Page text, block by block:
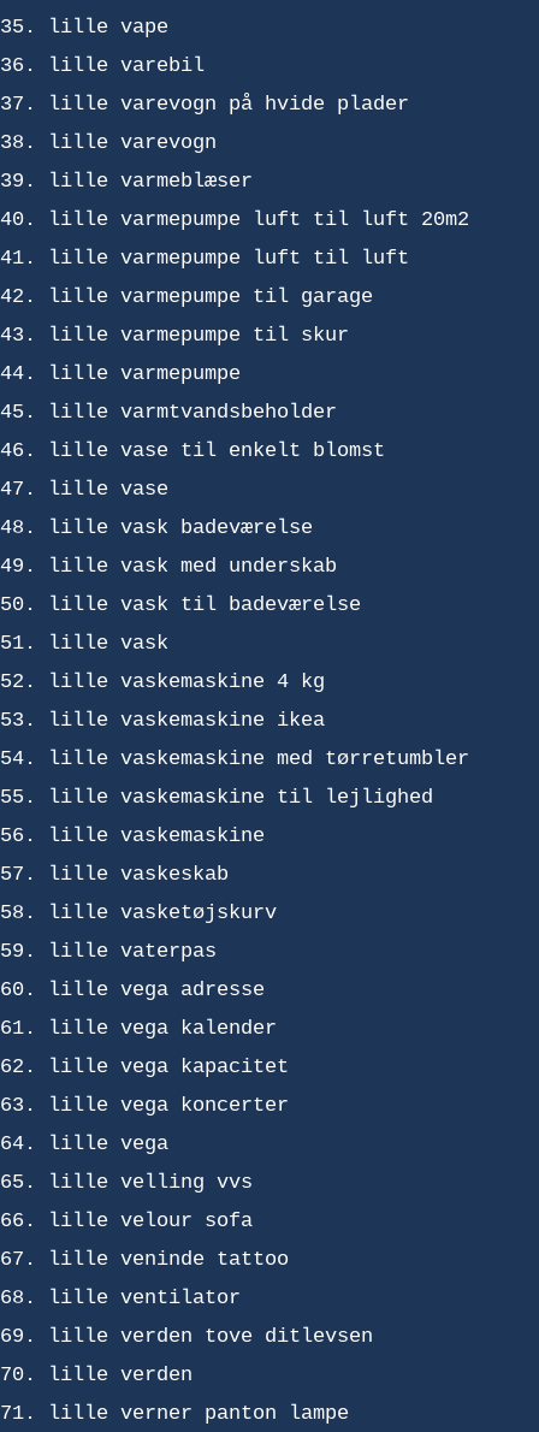
lille vape
lille varebil
lille varevogn på hvide plader
lille varevogn
lille varmeblæser
lille varmepumpe luft til luft 20m2
lille varmepumpe luft til luft
lille varmepumpe til garage
lille varmepumpe til skur
lille varmepumpe
lille varmtvandsbeholder
lille vase til enkelt blomst
lille vase
lille vask badeværelse
lille vask med underskab
lille vask til badeværelse
lille vask
lille vaskemaskine 4 kg
lille vaskemaskine ikea
lille vaskemaskine med tørretumbler
lille vaskemaskine til lejlighed
lille vaskemaskine
lille vaskeskab
lille vasketøjskurv
lille vaterpas
lille vega adresse
lille vega kalender
lille vega kapacitet
lille vega koncerter
lille vega
lille velling vvs
lille velour sofa
lille veninde tattoo
lille ventilator
lille verden tove ditlevsen
lille verden
lille verner panton lampe